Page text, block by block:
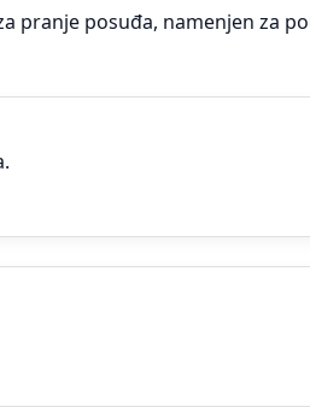
pranje posuđa, namenjen za